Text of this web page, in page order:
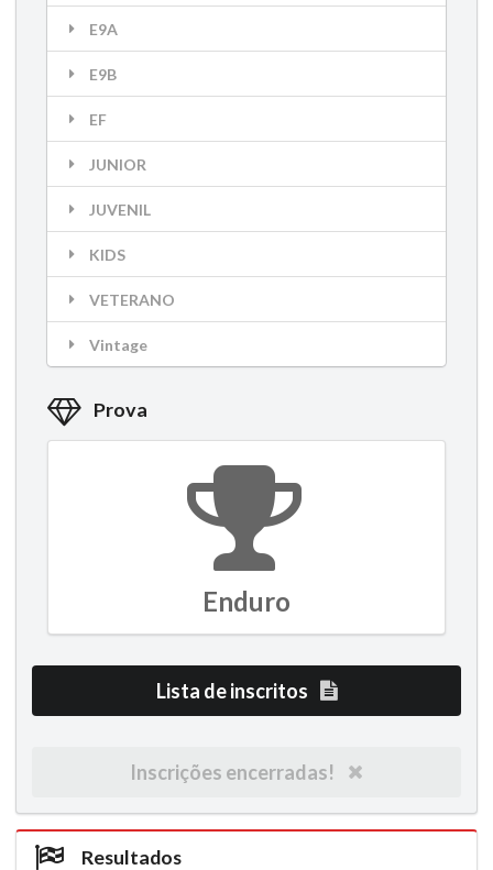
E9A
E9B
EF
JUNIOR
JUVENIL
KIDS
VETERANO
Vintage
Prova
Enduro
Lista de inscritos
Inscrições encerradas!
Resultados